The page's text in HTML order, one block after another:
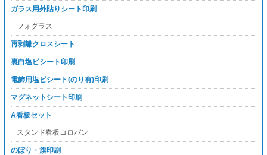
ガラス用外貼りシート印刷
フォグラス
再剥離クロスシート
裏白塩ビシート印刷
電飾用塩ビシート(のり有)印刷
マグネットシート印刷
A看板セット
スタンド看板コロバン
のぼり・旗印刷